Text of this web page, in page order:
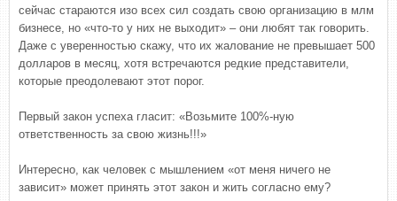
сейчас стараются изо всех сил создать свою организацию в млм
бизнесе, но «что-то у них не выходит» – они любят так говорить.
Даже с уверенностью скажу, что их жалование не превышает 500
долларов в месяц, хотя встречаются редкие представители,
которые преодолевают этот порог.
Первый закон успеха гласит: «Возьмите 100%-ную
ответственность за свою жизнь!!!»
Интересно, как человек с мышлением «от меня ничего не
зависит» может принять этот закон и жить согласно ему?